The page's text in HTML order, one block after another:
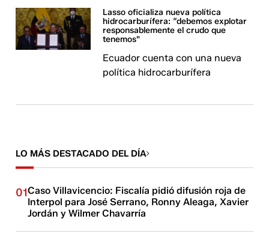
Lasso oficializa nueva política
hidrocarburífera: “debemos explotar
responsablemente el crudo que
tenemos"
Ecuador cuenta con una nueva
política hidrocarburífera
LO MÁS DESTACADO DEL DÍA
01Caso Villavicencio: Fiscalía pidió difusión roja de
Interpol para José Serrano, Ronny Aleaga, Xavier
Jordán y Wilmer Chavarría